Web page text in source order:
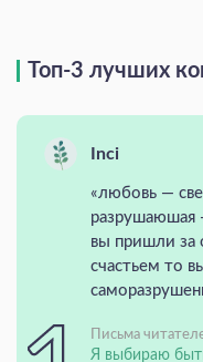
Топ-3 лучших
Inci
«любовь —
разрушаюшая
вы пришли
счастьем то
Письма
Я выбираю